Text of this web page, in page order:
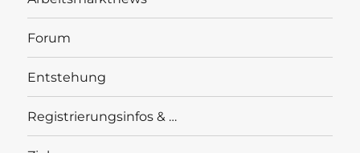
Forum
Entstehung
Registrierungsinfos & …